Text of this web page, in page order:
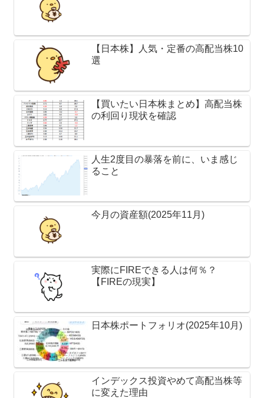
【日本株】人気・定番の高配当株10
選
【買いたい日本株まとめ】高配当株
の利回り現状を確認
人生2度目の暴落を前に、いま感じ
ること
今月の資産額(2025年11月)
実際にFIREできる人は何％？
【FIREの現実】
日本株ポートフォリオ(2025年10月)
インデックス投資やめて高配当株等
に変えた理由